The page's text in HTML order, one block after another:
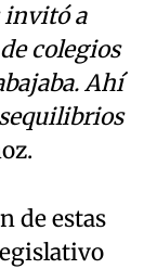
invitó a
colegios
Ahí
de estas